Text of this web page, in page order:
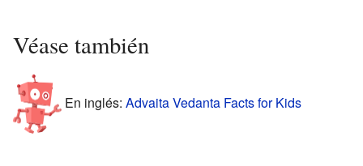
Véase también
En inglés: Advaita Vedanta Facts for Kids